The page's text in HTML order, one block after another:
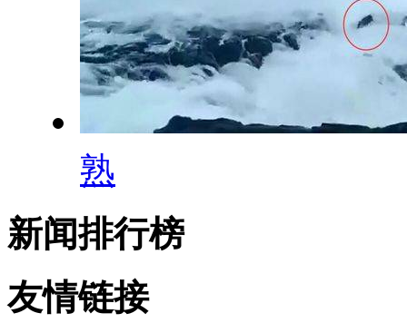
熟
新闻排行榜
友情链接